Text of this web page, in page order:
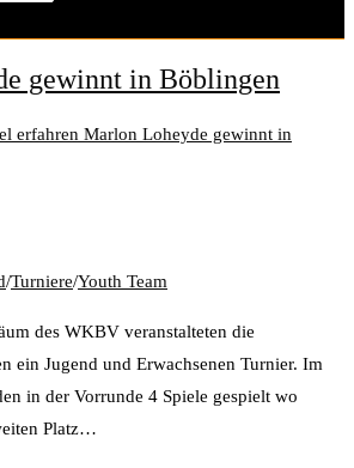
gewinnt in Böblingen
/Turniere/Youth Team
des WKBV veranstalteten die
ein Jugend und Erwachsenen Turnier. Im
in der Vorrunde 4 Spiele gespielt wo
Platz…